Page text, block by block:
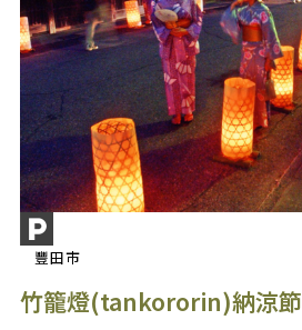
豐田市
竹籠燈(tankororin)納涼節